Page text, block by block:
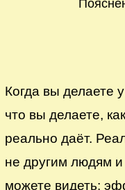
Когда вы делаете
что вы делаете,
реально даёт.
не другим людям
можете видеть: